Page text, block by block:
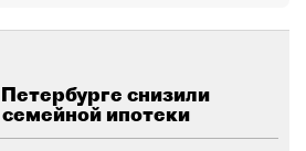
снизили
ипотеки